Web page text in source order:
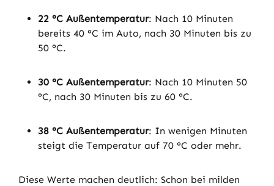
22 °C Außentemperatur: Nach 10 Minuten
bereits 40 °C im Auto, nach 30 Minuten bis zu
50 °C.
30 °C Außentemperatur: Nach 10 Minuten 50
°C, nach 30 Minuten bis zu 60 °C.
38 °C Außentemperatur: In wenigen Minuten
steigt die Temperatur auf 70 °C oder mehr.
Diese Werte machen deutlich: Schon bei milden